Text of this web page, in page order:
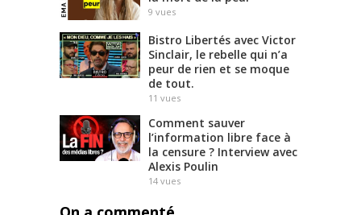
9 vues
Bistro Libertés avec Victor
Sinclair, le rebelle qui n’a
peur de rien et se moque
de tout.
11 vues
Comment sauver
l’information libre face à
la censure ? Interview avec
Alexis Poulin
14 vues